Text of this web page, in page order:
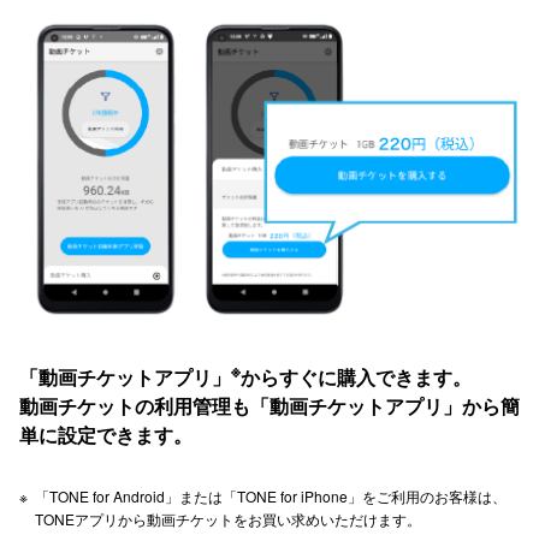
「動画チケットアプリ」 ※からすぐに購入できます。
動画チケットの利用管理も「動画チケットアプリ」から簡
単に設定できます。
※
「TONE for Android」または「TONE for iPhone」をご利用のお客様は、
TONEアプリから動画チケットをお買い求めいただけます。